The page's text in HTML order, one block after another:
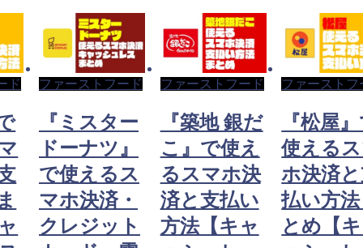
ド ファーストフード
『ミスター
ドーナツ』
で使えるス
マホ決済・
クレジット
ファーストフード
『築地 銀だ
こ』で使え
るスマホ決
済と支払い
方法【キャ
ファーストフ
『松屋
使える
ホ決済
払い方
とめ【